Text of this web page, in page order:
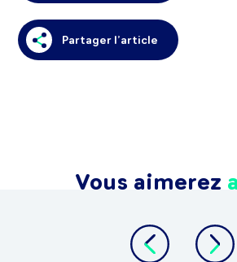
Partager l’article
Vous aimerez